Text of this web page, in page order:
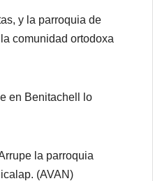
y la parroquia de
comunidad ortodoxa
en Benitachell lo
la parroquia
(AVAN)